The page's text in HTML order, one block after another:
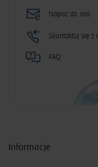
Napisz do nas
Skontaktuj się z
FAQ
Informacje